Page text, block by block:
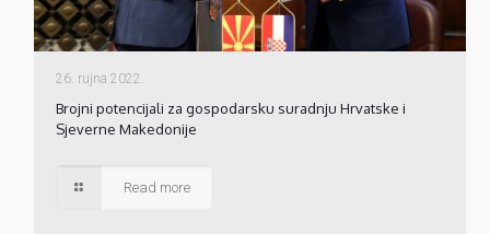
26. rujna 2022.
Brojni potencijali za gospodarsku suradnju Hrvatske i
Sjeverne Makedonije
Read more